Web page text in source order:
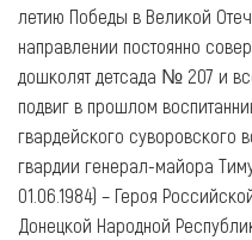
летию Победы в Великой
направлении постоянно
дошколят детсада № 207 и
подвиг в прошлом
гвардейского суворовского
гвардии генерал-майора
01.06.1984) – Героя
Донецкой Народной